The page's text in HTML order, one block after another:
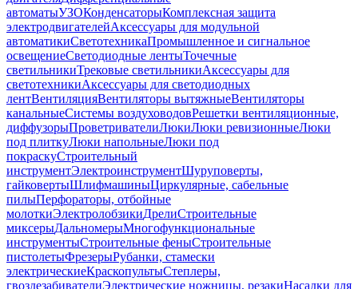
автоматыУЗОКонденсаторыКомплексная защита
электродвигателейАксессуары для модульной
автоматикиСветотехникаПромышленное и сигнальное
освещениеСветодиодные лентыТочечные
светильникиТрековые светильникиАксессуары для
светотехникиАксессуары для светодиодных
лентВентиляцияВентиляторы вытяжныеВентиляторы
канальныеСистемы воздуховодовРешетки вентиляционные,
диффузорыПроветривателиЛюкиЛюки ревизионныеЛюки
под плиткуЛюки напольныеЛюки под
покраскуСтроительный
инструментЭлектроинструментШуруповерты,
гайковертыШлифмашиныЦиркулярные, сабельные
пилыПерфораторы, отбойные
молоткиЭлектролобзикиДрелиСтроительные
миксерыДальномерыМногофункциональные
инструментыСтроительные феныСтроительные
пистолетыФрезерыРубанки, стамески
электрическиеКраскопультыСтеплеры,
гвоздезабивателиЭлектрические ножницы, резакиНасадки для